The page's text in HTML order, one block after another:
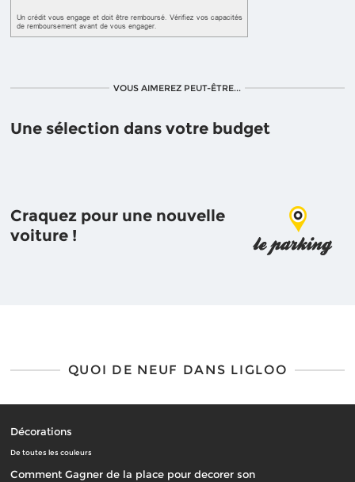
VOUS AIMEREZ PEUT-ÊTRE...
Une sélection dans votre budget
Craquez pour une nouvelle
voiture !
QUOI DE NEUF DANS LIGLOO
Décorations
De toutes les couleurs
Comment Gagner de la place pour decorer son